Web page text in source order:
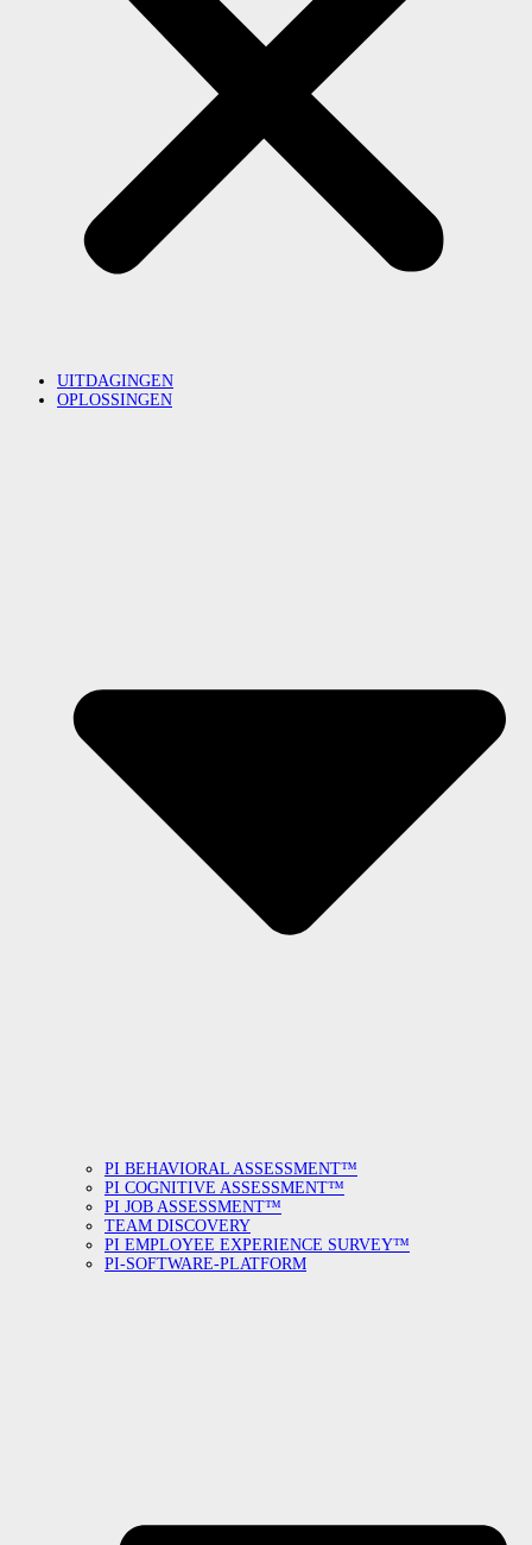
UITDAGINGEN
OPLOSSINGEN
PI BEHAVIORAL ASSESSMENT™
PI COGNITIVE ASSESSMENT™
PI JOB ASSESSMENT™
TEAM DISCOVERY
PI EMPLOYEE EXPERIENCE SURVEY™
PI-SOFTWARE-PLATFORM